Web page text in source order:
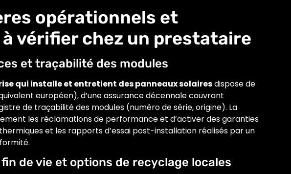
opérationnels et
vérifier chez un prestataire
et traçabilité des modules
qui installe et entretient des panneaux solairesdispose de
européen), d’une assurance décennale couvrant
de traçabilité des modules (numéro de série, origine). La
les réclamations de performance et d’activer des garanties
et les rapports d’essai post-installation réalisés par un
de vie et options de recyclage locales